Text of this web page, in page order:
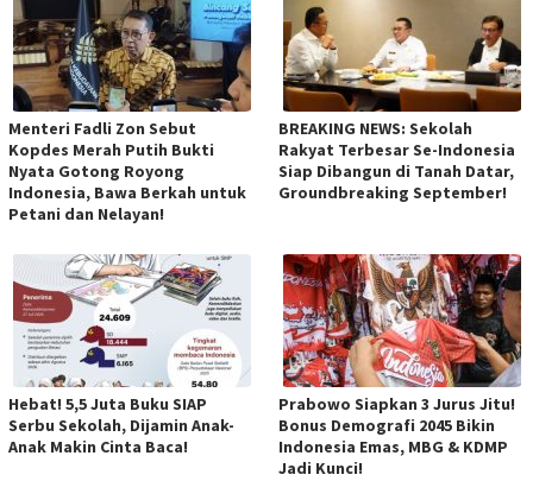
Menteri Fadli Zon Sebut
Kopdes Merah Putih Bukti
Nyata Gotong Royong
Indonesia, Bawa Berkah untuk
Petani dan Nelayan!
BREAKING NEWS: Sekolah
Rakyat Terbesar Se-Indonesia
Siap Dibangun di Tanah Datar,
Groundbreaking September!
Hebat! 5,5 Juta Buku SIAP
Serbu Sekolah, Dijamin Anak-
Anak Makin Cinta Baca!
Prabowo Siapkan 3 Jurus Jitu!
Bonus Demografi 2045 Bikin
Indonesia Emas, MBG & KDMP
Jadi Kunci!